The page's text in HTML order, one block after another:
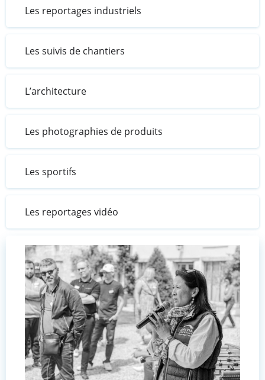
Les reportages industriels
Les suivis de chantiers
L’architecture
Les photographies de produits
Les sportifs
Les reportages vidéo